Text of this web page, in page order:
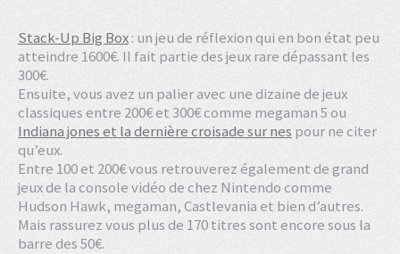
Stack-Up Big Box: un jeu de réflexion qui en bon état peu
atteindre 1600€. Il fait partie des jeux rare dépassant les
300€.
Ensuite, vous avez un palier avec une dizaine de jeux
classiques entre 200€ et 300€ comme megaman 5 ou
Indiana jones et la dernière croisade sur nes pour ne citer
qu’eux.
Entre 100 et 200€ vous retrouverez également de grand
jeux de la console vidéo de chez Nintendo comme
Hudson Hawk, megaman, Castlevania et bien d’autres.
Mais rassurez vous plus de 170 titres sont encore sous la
barre des 50€.